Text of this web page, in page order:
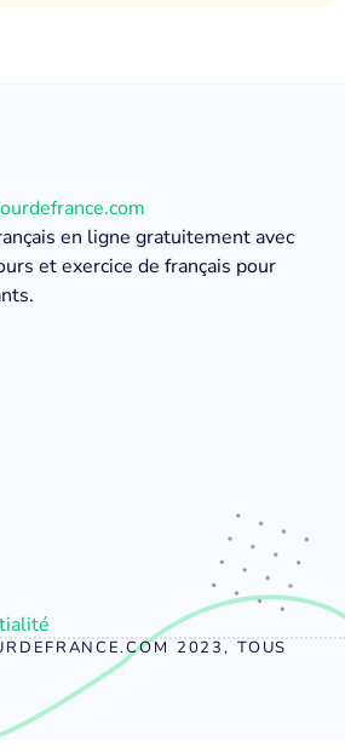
en ligne gratuitement avec
et exercice de français pour
2023, TOUS